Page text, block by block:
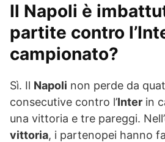
Il Napoli è
partite contro
campionato?
Sì. Il Napoli non perde da
consecutive contro l’Inter in
una vittoria e tre pareggi.
vittoria, i partenopei hanno